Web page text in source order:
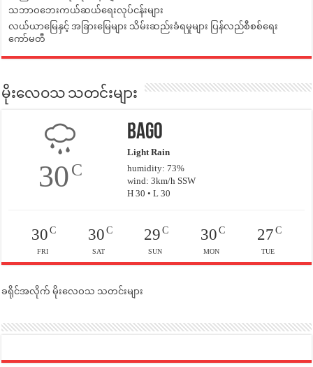
သဘာဝဘေးကယ်ဆယ်ရေးလုပ်ငန်းများ
လယ်ယာမြေနှင့် အခြားမြေများ သိမ်းဆည်းခံရမှုများ ပြန်လည်စီစစ်ရေး
ကော်မတီ
မိုးလေဝသ သတင်းများ
30C
Bago
Light Rain
humidity: 73%
wind: 3km/h SSW
H 30 • L 30
30C
FRI
30C
SAT
29 C
SUN
30C
MON
27C
TUE
ခရိုင်အလိုက် မိုးလေဝသ သတင်းများ